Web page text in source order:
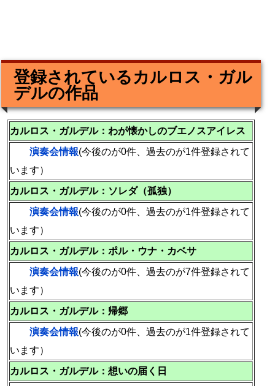
登録されているカルロス・ガル
デルの作品
カルロス・ガルデル：わが懐かしのブエノスアイレス
演奏会情報(今後のが0件、過去のが1件登録されて
います）
カルロス・ガルデル：ソレダ（孤独）
演奏会情報(今後のが0件、過去のが1件登録されて
います）
カルロス・ガルデル：ポル・ウナ・カベサ
演奏会情報(今後のが0件、過去のが7件登録されて
います）
カルロス・ガルデル：帰郷
演奏会情報(今後のが0件、過去のが1件登録されて
います）
カルロス・ガルデル：想いの届く日